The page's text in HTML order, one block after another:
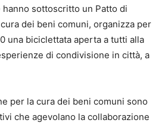
sottoscritto un Patto di
dei beni comuni, organizza per
una biciclettata aperta a tutti alla
di condivisione in città, a
per la cura dei beni comuni sono
che agevolano la collaborazione